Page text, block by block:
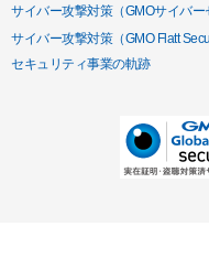
サイバー攻撃対策（GMOサイバー
サイバー攻撃対策（GMO Flatt
セキュリティ事業の軌跡